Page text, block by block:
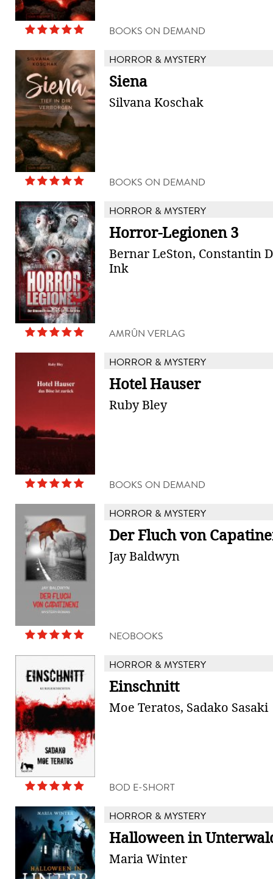
BOOKS ON DEMAND
HORROR & MYSTERY
Siena
Silvana Koschak
BOOKS ON DEMAND
HORROR & MYSTERY
Horror-Legionen 3
Bernar LeSton, Constantin
Ink
AMRÛN VERLAG
HORROR & MYSTERY
Hotel Hauser
Ruby Bley
BOOKS ON DEMAND
HORROR & MYSTERY
Der Fluch von
Jay Baldwyn
NEOBOOKS
HORROR & MYSTERY
Einschnitt
Moe Teratos, Sadako Sasaki
BOD E-SHORT
HORROR & MYSTERY
Halloween in
Maria Winter